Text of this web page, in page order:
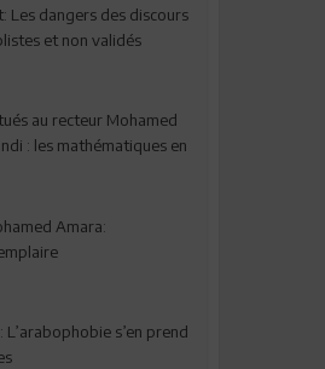
Les dangers des discours
et non validés
au recteur Mohamed
: les mathématiques en
Amara:
s’en prend